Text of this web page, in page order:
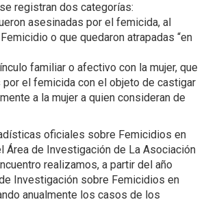
registran dos categorías:
asesinadas por el femicida, al
o que quedaron atrapadas “en
familiar o afectivo con la mujer, que
el femicida con el objeto de castigar
a la mujer a quien consideran de
oficiales sobre Femicidios en
Área de Investigación de La Asociación
realizamos, a partir del año
Investigación sobre Femicidios en
anualmente los casos de los